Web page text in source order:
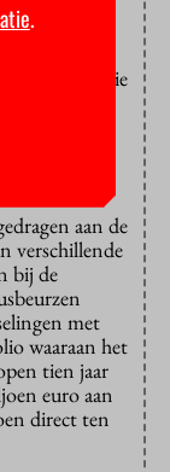
inzet van
hoe je AI
talen die die
van de
de
aan de
verschillende
bij de
met
waaraan het
tien jaar
euro aan
direct ten
.